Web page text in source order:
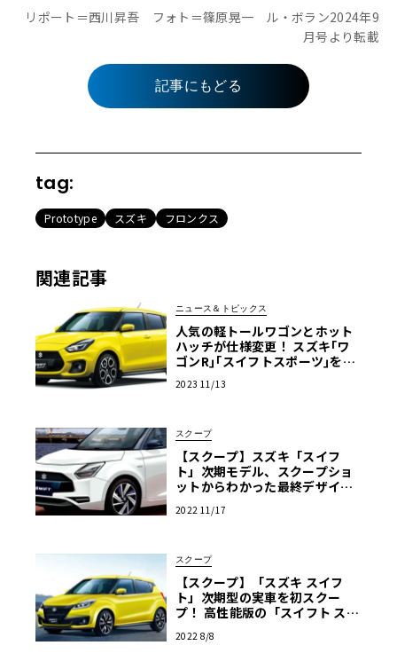
リポート＝西川昇吾 フォト＝篠原晃一 ル・ボラン2024年9
月号より転載
記事にもどる
tag:
Prototype スズキ フロンクス
関連記事
ニュース＆トピックス
人気の軽トールワゴンとホット
ハッチが仕様変更！ スズキ｢ワ
ゴンR｣｢スイフトスポーツ｣を一
2023 11/13
スクープ
【スクープ】スズキ「スイフ
ト」次期モデル、スクープショ
ットからわかった最終デザイン
2022 11/17
スクープ
【スクープ】「スズキ スイフ
ト」次期型の実車を初スクー
プ！ 高性能版の「スイフト スポ
2022 8/8